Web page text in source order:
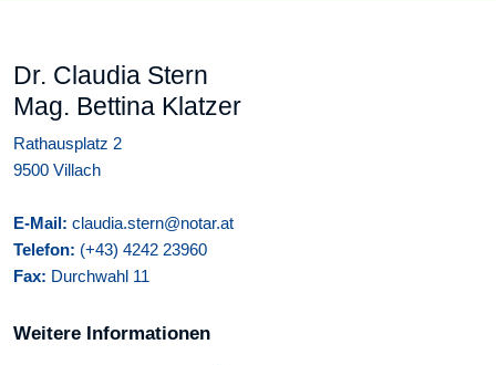
Dr. Claudia Stern
Mag. Bettina Klatzer
Rathausplatz 2
9500 Villach
E-Mail: claudia.stern@notar.at
Telefon: (+43) 4242 23960
Fax: Durchwahl 11
Weitere Informationen